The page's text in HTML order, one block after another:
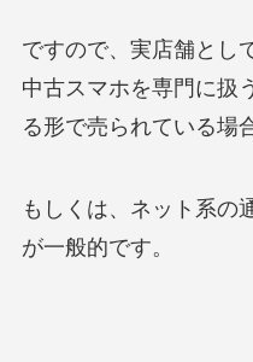
ですので、実店舗とし
中古スマホを専門に扱
る形で売られている場
もしくは、ネット系の
が一般的です。